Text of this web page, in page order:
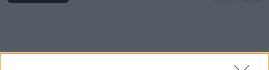
Senaste foruminläggen